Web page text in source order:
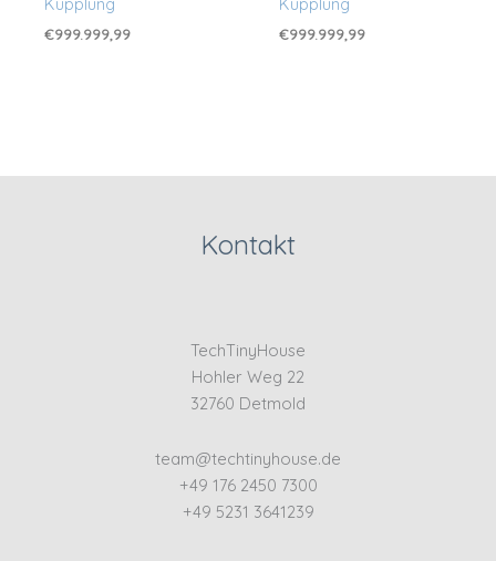
€999.999,99 €999.999,99
Kontakt
TechTinyHouse
Hohler Weg 22
32760 Detmold
team@techtinyhouse.de
+49 176 2450 7300
+49 5231 3641239